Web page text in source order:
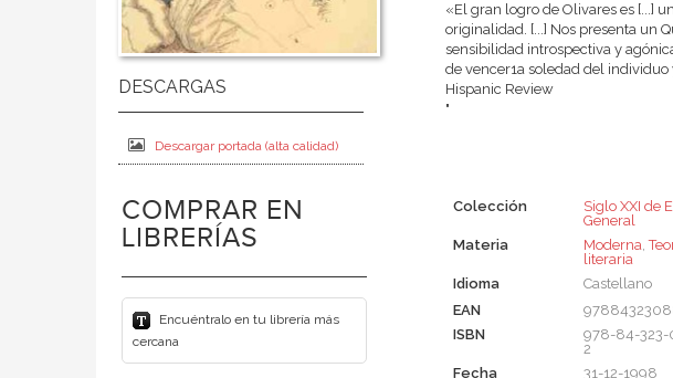
Descargar portada (alta calidad)
COMPRAR EN
LIBRERÍAS
Encuéntralo en tu librería más
cercana
«El gran logro de Olivares es [...]
originalidad. [...] Nos presenta un
sensibilidad introspectiva y
de vencer1a soledad del
Hispanic Review
"
Colección
Siglo XXI de
General
Materia
Moderna,
literaria
Idioma
Castellano
EAN
ISBN
978-84-
2
Fecha
31-12-1998